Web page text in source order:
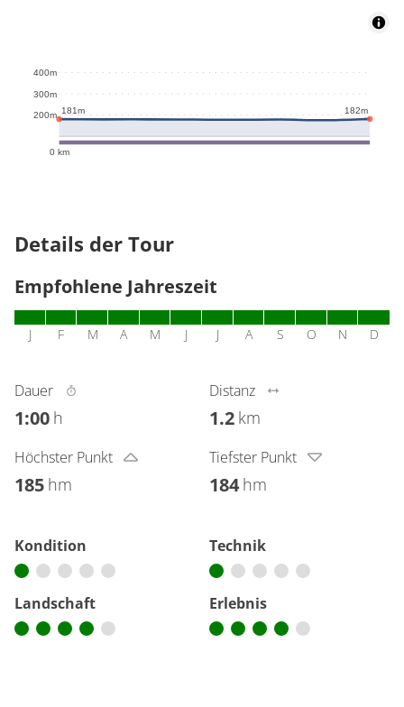
0 km
200m
300m
400m
181m 182m
Details der Tour
Empfohlene Jahreszeit
J F M A M J J A S O N D
Dauer
1:00 h
Distanz
1.2 km
Höchster Punkt
185 hm
Tiefster Punkt
184 hm
Kondition Technik
Landschaft Erlebnis